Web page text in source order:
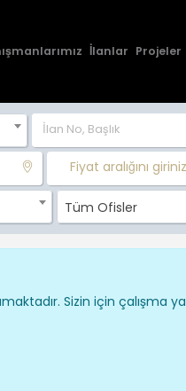
İlanlar Projeler
Fiyat aralığını
Tüm Ofisler
Sizin için çalışma